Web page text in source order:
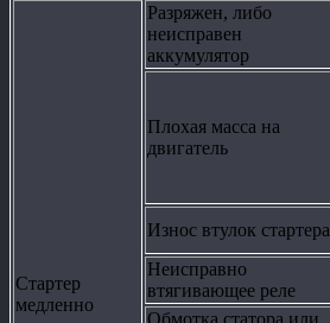
Стартер
медленно
Разряжен, либо
неисправен
аккумулятор
Плохая масса на
двигатель
Износ втулок стартера
Неисправно
втягивающее реле
Обмотка статора или